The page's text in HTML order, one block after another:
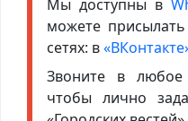
Мы доступны в
можете
сетях: в
Звоните в
чтобы лично